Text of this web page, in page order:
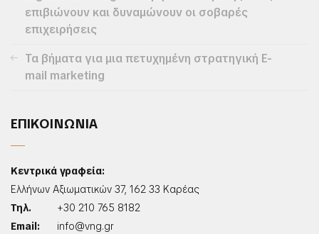
επιβιώνουν και δυναμώνουν οι σοβαρές
επιχειρήσεις
Τα βήματα για μια πετυχημένη στρατηγική E-
mail marketing
ΕΠΙΚΟΙΝΩΝΙΑ
Κεντρικά γραφεία:
Ελλήνων Αξιωματικών 37, 162 33 Καρέας
Τηλ.
+30 210 765 8182
Email:
info@vng.gr